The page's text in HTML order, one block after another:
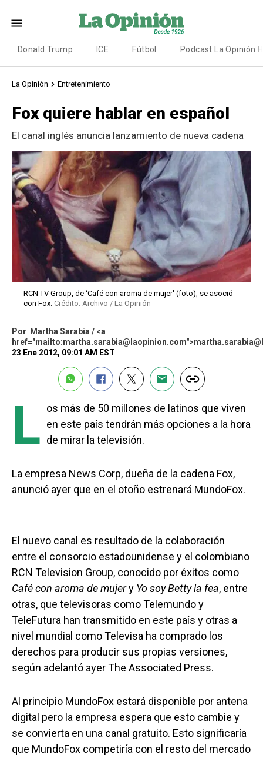
Donald Trump ICE Fútbol Podcast La Opinión
La Opinión Entretenimiento
Fox quiere hablar en español
El canal inglés anuncia lanzamiento de nueva cadena
RCN TV Group, de ‘Café con aroma de mujer' (foto), se asoció
con Fox. Crédito: Archivo / La Opinión
Por
Martha Sarabia / <a
23 Ene 2012, 09:01 AM EST
L os más de 50 millones de latinos que viven
en este país tendrán más opciones a la hora
de mirar la televisión.
La empresa News Corp, dueña de la cadena Fox,
anunció ayer que en el otoño estrenará MundoFox.
El nuevo canal es resultado de la colaboración
entre el consorcio estadounidense y el colombiano
RCN Television Group, conocido por éxitos como
Café con aroma de mujery Yo soy Betty la fea, entre
otras, que televisoras como Telemundo y
TeleFutura han transmitido en este país y otras a
nivel mundial como Televisa ha comprado los
derechos para producir sus propias versiones,
según adelantó ayer The Associated Press.
Al principio MundoFox estará disponible por antena
digital pero la empresa espera que esto cambie y
se convierta en una canal gratuito. Esto significaría
que MundoFox competiría con el resto del mercado